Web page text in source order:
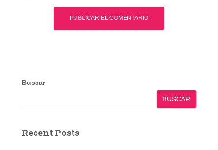
Buscar
BUSCAR
Recent Posts